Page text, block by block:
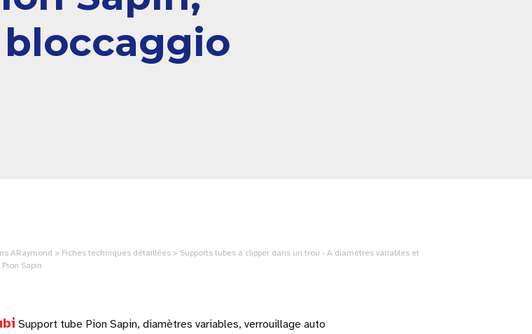
ARaymond > Fiches techniques détaillées > Supports tubes à clipper dans un trou - A diamètres variables et
Sapin
Support tube Pion Sapin, diamètres variables, verrouillage auto